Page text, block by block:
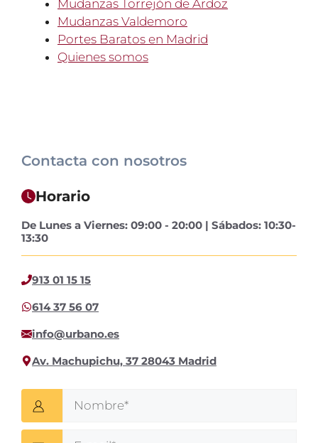
Mudanzas Torrejón de Ardoz
Mudanzas Valdemoro
Portes Baratos en Madrid
Quienes somos
Contacta con nosotros
Horario
De Lunes a Viernes: 09:00 - 20:00 | Sábados: 10:30-
13:30
913 01 15 15
614 37 56 07
info@urbano.es
Av. Machupichu, 37 28043 Madrid